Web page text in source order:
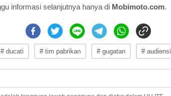
informasi selanjutnya hanya di Mobimoto.com.
# ducati # tim pabrikan # gugatan # audiensi